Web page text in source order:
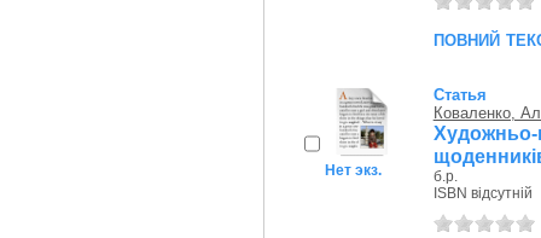
повний
Нет экз.
Статья
Коваленко,
Художньо-
б.р.
ISBN відсутній